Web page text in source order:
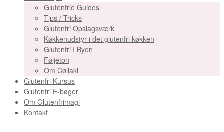
Glutenfrie Guides
Tips / Tricks
Glutenfri Opslagsværk
Køkkenudstyr i det glutenfri køkken
Glutenfri I Byen
Føljeton
Om Cøliaki
Glutenfri Kursus
Glutenfri E-bøger
Om Glutenfrimagi
Kontakt